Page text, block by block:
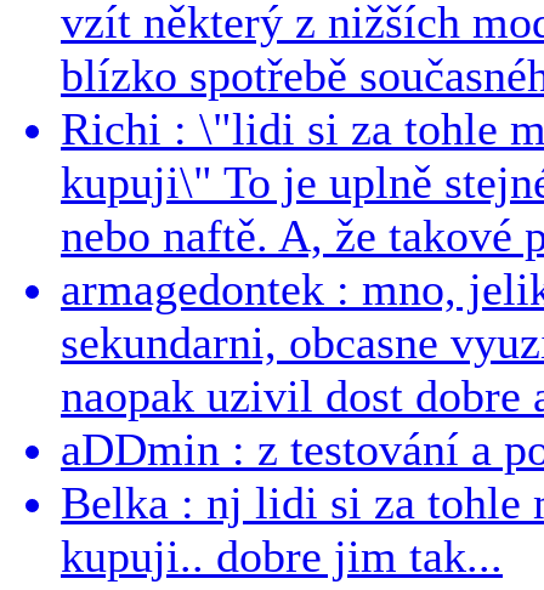
vzít některý z nižších
blízko spotřebě
Richi : \"lidi si za tohle
kupuji\" To je uplně
nebo naftě. A, že takové
armagedontek : mno,
sekundarni, obcasne
naopak uzivil dost dobre
aDDmin : z testování a
Belka : nj lidi si za tohle
kupuji.. dobre jim tak...